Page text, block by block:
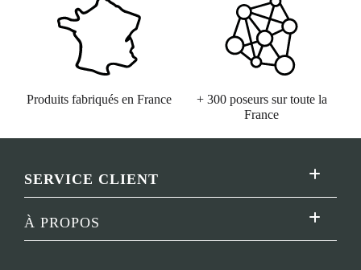
Produits fabriqués en France
+ 300 poseurs sur toute la
France
SERVICE CLIENT
Toggle
Lexique
À PROPOS
Toggle